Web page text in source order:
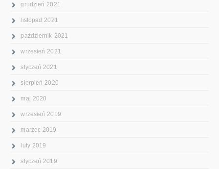
grudzień 2021
listopad 2021
październik 2021
wrzesień 2021
styczeń 2021
sierpień 2020
maj 2020
wrzesień 2019
marzec 2019
luty 2019
styczeń 2019